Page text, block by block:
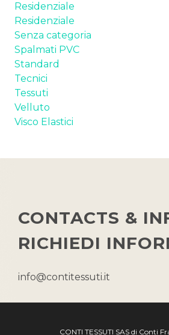
Residenziale
Residenziale
Senza categoria
Spalmati PVC
Standard
Tecnici
Tessuti
Velluto
Visco Elastici
CONTACTS &
RICHIEDI
info@contitessuti.it
CONTI TESSUTI SAS di Conti